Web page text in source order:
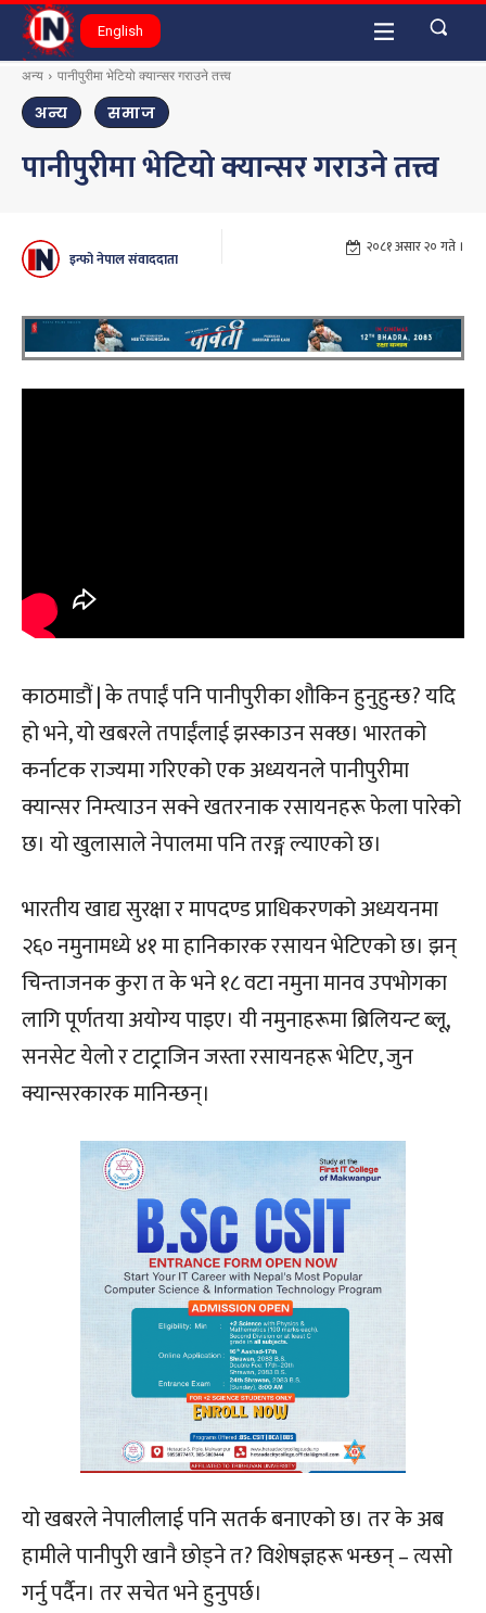
English
अन्य पानीपुरीमा भेटियो क्यान्सर गराउने तत्त्व
अन्य समाज
पानीपुरीमा भेटियो क्यान्सर गराउने तत्त्व
इन्फो नेपाल संवाददाता
२०८१ असार २० गते ।
काठमाडौं | के तपाईं पनि पानीपुरीका शौकिन हुनुहुन्छ? यदि
हो भने, यो खबरले तपाईंलाई झस्काउन सक्छ। भारतको
कर्नाटक राज्यमा गरिएको एक अध्ययनले पानीपुरीमा
क्यान्सर निम्त्याउन सक्ने खतरनाक रसायनहरू फेला पारेको
छ। यो खुलासाले नेपालमा पनि तरङ्ग ल्याएको छ।
भारतीय खाद्य सुरक्षा र मापदण्ड प्राधिकरणको अध्ययनमा
२६० नमुनामध्ये ४१ मा हानिकारक रसायन भेटिएको छ। झन्
चिन्ताजनक कुरा त के भने १८ वटा नमुना मानव उपभोगका
लागि पूर्णतया अयोग्य पाइए। यी नमुनाहरूमा ब्रिलियन्ट ब्लू,
सनसेट येलो र टाट्र्राजिन जस्ता रसायनहरू भेटिए, जुन
क्यान्सरकारक मानिन्छन्।
यो खबरले नेपालीलाई पनि सतर्क बनाएको छ। तर के अब
हामीले पानीपुरी खानै छोड्ने त? विशेषज्ञहरू भन्छन् – त्यसो
गर्नु पर्दैन। तर सचेत भने हुनुपर्छ।